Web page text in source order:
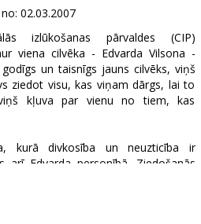
02.03.2007
izlūkošanas pārvaldes (CIP)
viena cilvēka - Edvarda Vilsona -
un taisnīgs jauns cilvēks, viņš
ziedot visu, kas viņam dārgs, lai to
kļuva par vienu no tiem, kas
kurā divkosība un neuzticība ir
arī Edvarda personībā. Ziedošanās
cenu, jo nākas upurēt ideālus